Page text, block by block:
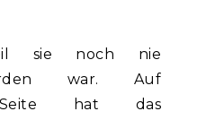
sie noch nie
war. Auf
Seite hat das